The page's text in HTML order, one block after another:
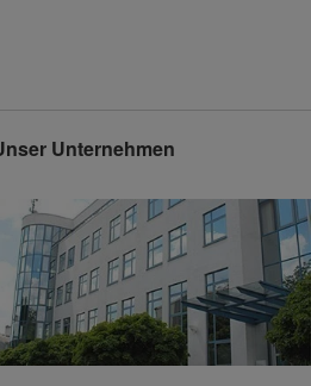
Unternehmen